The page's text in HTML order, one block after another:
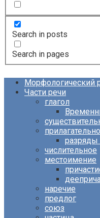
Search in posts
Search in pages
Морфологический
Части речи
глагол
разряды
числительное
местоимение
наречие
предлог
союз